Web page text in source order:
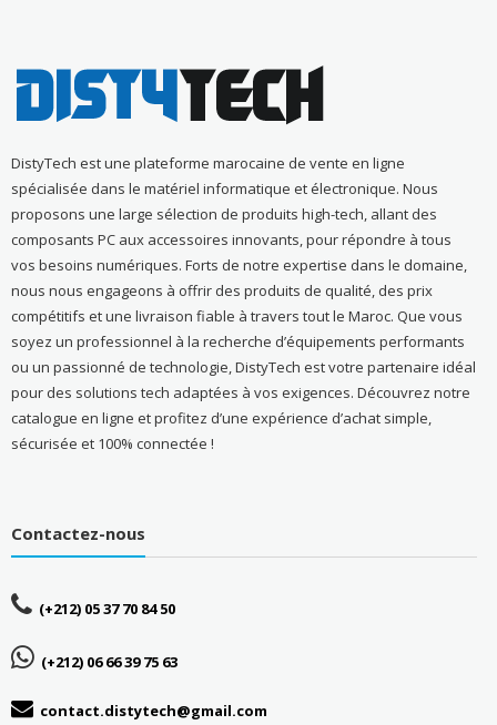
DistyTech est une plateforme marocaine de vente en ligne
spécialisée dans le matériel informatique et électronique. Nous
proposons une large sélection de produits high-tech, allant des
composants PC aux accessoires innovants, pour répondre à tous
vos besoins numériques. Forts de notre expertise dans le domaine,
nous nous engageons à offrir des produits de qualité, des prix
compétitifs et une livraison fiable à travers tout le Maroc. Que vous
soyez un professionnel à la recherche d’équipements performants
ou un passionné de technologie, DistyTech est votre partenaire idéal
pour des solutions tech adaptées à vos exigences. Découvrez notre
catalogue en ligne et profitez d’une expérience d’achat simple,
sécurisée et 100% connectée !
Contactez-nous
(+212) 05 37 70 84 50
(+212) 06 66 39 75 63
contact.distytech@gmail.com